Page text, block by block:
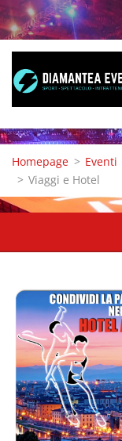
Homepage > Eventi
> Viaggi e Hotel